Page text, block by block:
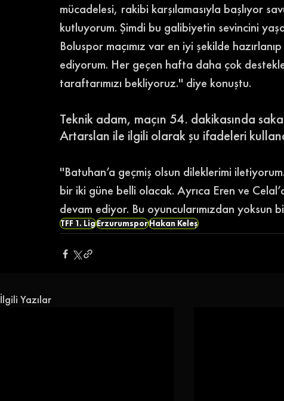
mücadelesi, rakibi karşılamasıyla başlıyor
kutluyorum. Şimdi bu galibiyetin sevincini
Boluspor maçımız var en iyi şekilde
ediyorum. Her geçen hafta daha çok
taraftarımızı bekliyoruz.'' diye konuştu.
Teknik adam, maçın 54. dakikasında
Artarslan ile ilgili olarak şu ifadeleri
''Batuhan’a geçmiş olsun dileklerimi
bir iki güne belli olacak. Ayrıca Eren ve
devam ediyor. Bu oyuncularımızdan yoksun
TFF 1. LigErzurumsporHakan Keleş
İlgili Yazılar